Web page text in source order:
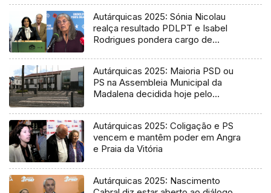
Autárquicas 2025: Sónia Nicolau
realça resultado PDLPT e Isabel
Rodrigues pondera cargo de
Autárquicas 2025: Maioria PSD ou
PS na Assembleia Municipal da
Madalena decidida hoje pelo
Autárquicas 2025: Coligação e PS
vencem e mantêm poder em Angra
e Praia da Vitória
Autárquicas 2025: Nascimento